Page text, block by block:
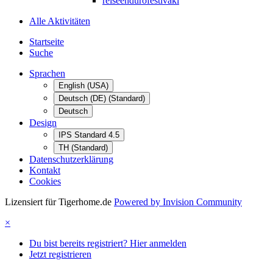
Alle Aktivitäten
Startseite
Suche
Sprachen
English (USA)
Deutsch (DE) (Standard)
Deutsch
Design
IPS Standard 4.5
TH (Standard)
Datenschutzerklärung
Kontakt
Cookies
Lizensiert für Tigerhome.de Powered by Invision Community
×
Du bist bereits registriert? Hier anmelden
Jetzt registrieren